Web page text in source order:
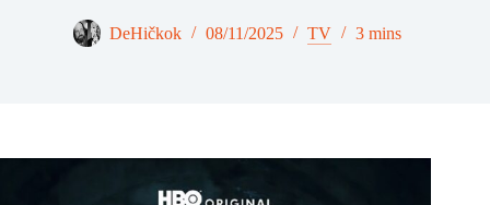
DeHičkok 08/11/2025 TV 3 mins